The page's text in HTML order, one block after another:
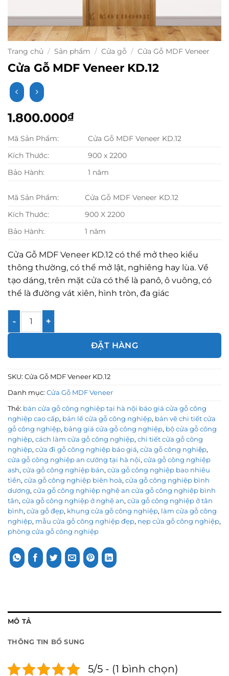
Trang chủ / Sản phẩm / Cửa gỗ / Cửa Gỗ MDF Veneer
Cửa Gỗ MDF Veneer KD.12
1.800.000₫
Mã Sản Phẩm:
Cửa Gỗ MDF Veneer KD.12
Kích Thước:
900 x 2200
Bảo Hành:
1 năm
Mã Sản Phẩm:
Cửa Gỗ MDF Veneer KD.12
Kích Thước:
900 X 2200
Bảo Hành:
1 năm
Cửa Gỗ MDF Veneer KD.12 có thể mở theo kiểu
thông thường, có thể mở lật, nghiêng hay lùa. Về
tạo dáng, trên mặt cửa có thể là panô, ô vuông, có
thể là đường vát xiên, hình tròn, đa giác
Cửa Gỗ MDF Veneer KD.12 số lượng
ĐẶT HÀNG
SKU: Cửa Gỗ MDF Veneer KD.12
Danh mục: Cửa Gỗ MDF Veneer
Thẻ: bán cửa gỗ công nghiệp tại hà nội báo giá cửa gỗ công
nghiệp cao cấp, bản lề cửa gỗ công nghiệp, bản vẽ chi tiết cửa
gỗ công nghiệp, bảng giá cửa gỗ công nghiệp, bộ cửa gỗ công
nghiệp, cách làm cửa gỗ công nghiệp, chi tiết cửa gỗ công
nghiệp, cửa đi gỗ công nghiệp báo giá, cửa gỗ công nghiệp,
cửa gỗ công nghiệp an cường tại hà nội, cửa gỗ công nghiệp
ash, cửa gỗ công nghiệp bán, cửa gỗ công nghiệp bao nhiêu
tiền, cửa gỗ công nghiệp biên hoà, cửa gỗ công nghiệp bình
dương, cửa gỗ công nghiệp nghệ an cửa gỗ công nghiệp bình
tân, cửa gỗ công nghiệp ở nghệ an, cửa gỗ công nghiệp ở tân
bình, cửa gỗ đẹp, khung cửa gỗ công nghiệp, làm cửa gỗ công
nghiệp, mẫu cửa gỗ công nghiệp đẹp, nẹp cửa gỗ công nghiệp,
phòng cửa gỗ công nghiệp
MÔ TẢ
THÔNG TIN BỔ SUNG
5/5 - (1 bình chọn)